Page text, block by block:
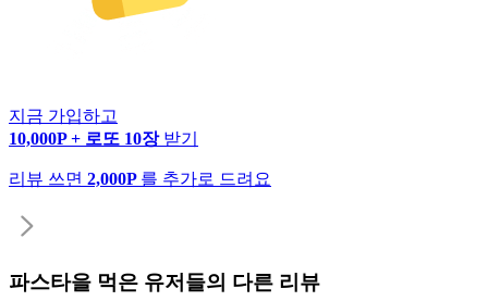
지금 가입하고
10,000P + 로또 10장 받기
리뷰 쓰면 2,000P 를 추가로 드려요
파스타을 먹은 유저들의 다른 리뷰